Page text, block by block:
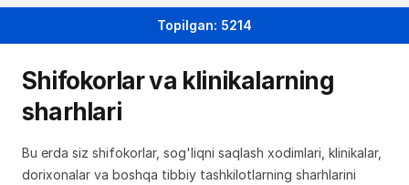
Topilgan: 5214
Shifokorlar va klinikalarning
sharhlari
Bu erda siz shifokorlar, sog'liqni saqlash xodimlari, klinikalar,
dorixonalar va boshqa tibbiy tashkilotlarning sharhlarini